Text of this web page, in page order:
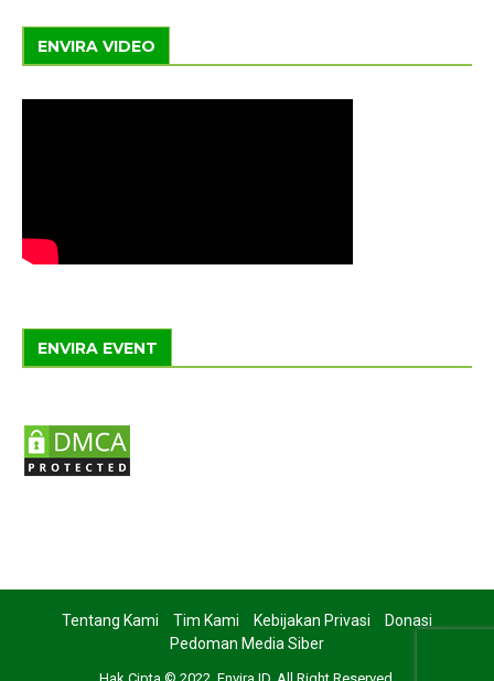
ENVIRA VIDEO
ENVIRA EVENT
Tentang Kami Tim Kami Kebijakan Privasi
Donasi
Pedoman Media Siber
Hak Cipta © 2022. Envira ID. All Right Reserved.